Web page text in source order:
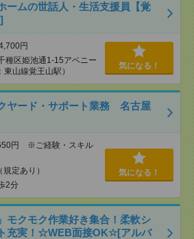
ームの世話人・生活支援員【覚
円
種区姫池通1-15アベニー
山線覚王山駅）
気になる！
ヤード・サポート業務 名古屋
円 ※ご経験・スキル
定あり）
2分
気になる！
モクモク作業好き集合！柔軟シ
充実！☆WEB面接OK☆[アルバ